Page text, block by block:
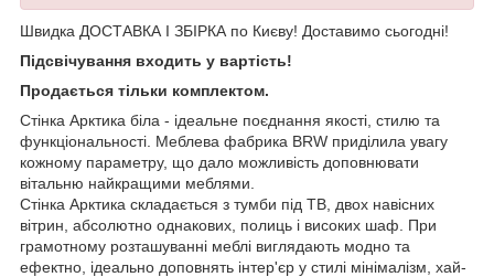
Швидка ДОСТАВКА І ЗБІРКА по Києву! Доставимо сьогодні!
Підсвічування входить у вартість!
Продається тільки комплектом.
Стінка Арктика біла - ідеальне поєднання якості, стилю та
функціональності. Меблева фабрика BRW приділила увагу
кожному параметру, що дало можливість доповнювати
вітальню найкращими меблями.
Стінка Арктика складається з тумби під ТВ, двох навісних
вітрин, абсолютно однакових, полиць і високих шаф. При
грамотному розташуванні меблі виглядають модно та
ефектно, ідеально доповнять інтер'єр у стилі мінімалізм, хай-